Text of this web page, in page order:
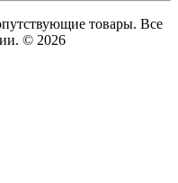
товары. Все
© 2026